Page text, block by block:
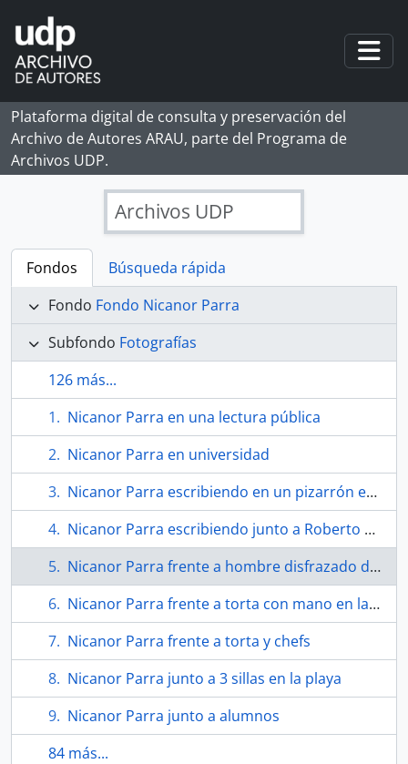
Skip to main content
Plataforma digital de consulta y preservación del
Archivo de Autores ARAU, parte del Programa de
Archivos UDP.
Archivos UDP
Fondos
Búsqueda rápida
Fondo Fondo Nicanor Parra
Subfondo Fotografías
126 más...
Nicanor Parra en una lectura pública
Nicanor Parra en universidad
Nicanor Parra escribiendo en un pizarrón en la Universidad de Chile
Nicanor Parra escribiendo junto a Roberto Parra
Nicanor Parra frente a hombre disfrazado de Momia
Nicanor Parra frente a torta con mano en la cabeza
Nicanor Parra frente a torta y chefs
Nicanor Parra junto a 3 sillas en la playa
Nicanor Parra junto a alumnos
84 más...